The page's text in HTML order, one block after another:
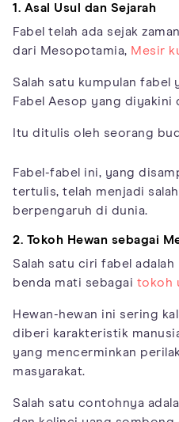
1. Asal Usul dan Sejarah
Fabel telah ada sejak
dari Mesopotamia, Mesir
Salah satu kumpulan fabel
Fabel Aesop yang diyakini
Itu ditulis oleh seorang
Fabel-fabel ini, yang
tertulis, telah menjadi
berpengaruh di dunia.
2. Tokoh Hewan sebagai
Salah satu ciri fabel
benda mati sebagai tokoh
Hewan-hewan ini sering
diberi karakteristik
yang mencerminkan
masyarakat.
Salah satu contohnya